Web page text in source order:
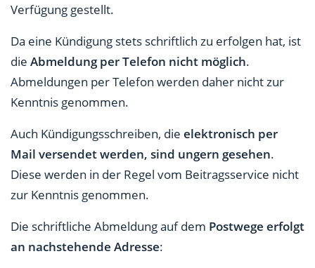
Verfügung gestellt.
Da eine Kündigung stets schriftlich zu erfolgen hat, ist
die Abmeldung per Telefon nicht möglich.
Abmeldungen per Telefon werden daher nicht zur
Kenntnis genommen.
Auch Kündigungsschreiben, die elektronisch per
Mail versendet werden, sind ungern gesehen.
Diese werden in der Regel vom Beitragsservice nicht
zur Kenntnis genommen.
Die schriftliche Abmeldung auf dem Postwege erfolgt
an nachstehende Adresse: